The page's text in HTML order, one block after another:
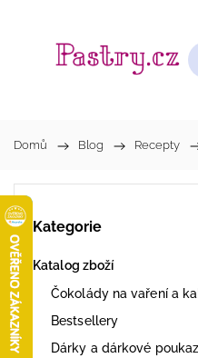
Domů / Blog / Recepty /
Kategorie
Katalog zboží
Čokolády na vaření a
Bestsellery
Dárky a dárkové